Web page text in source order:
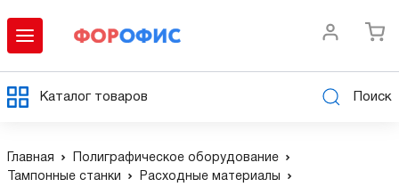
Каталог товаров Поиск
Главная
Полиграфическое оборудование
Тампонные станки
Расходные материалы